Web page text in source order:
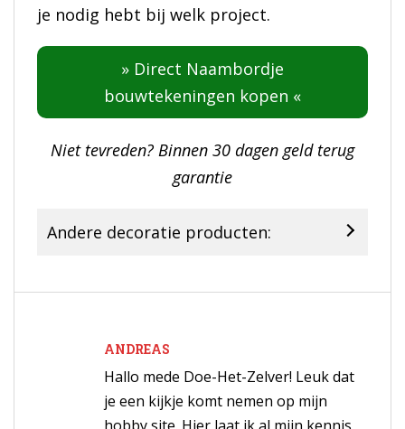
je nodig hebt bij welk project.
» Direct Naambordje
bouwtekeningen kopen «
Niet tevreden? Binnen 30 dagen geld terug
garantie
Andere decoratie producten:
ANDREAS
Hallo mede Doe-Het-Zelver! Leuk dat
je een kijkje komt nemen op mijn